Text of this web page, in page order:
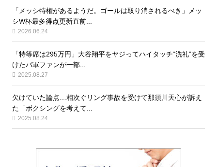
「メッシ特権があるようだ。ゴールは取り消されるべき」メッ
シW杯最多得点更新直前...
2026.06.24
「特等席は295万円」大谷翔平をヤジってハイタッチ“洗礼”を受
けたパ軍ファンが一部...
2025.08.27
欠けていた論点…相次ぐリング事故を受けて那須川天心が訴え
た「ボクシングを考えて...
2025.08.24